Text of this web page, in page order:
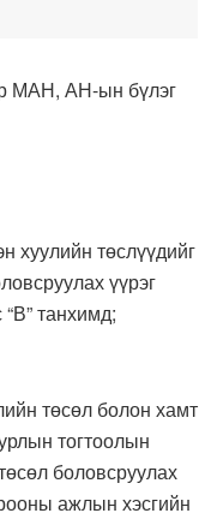
МАН, АН-ын бүлэг
хуулийн төслүүдийг
үүрэг
танхимд;
төсөл болон хамт
тогтоолын
боловсруулах
ажлын хэсгийн